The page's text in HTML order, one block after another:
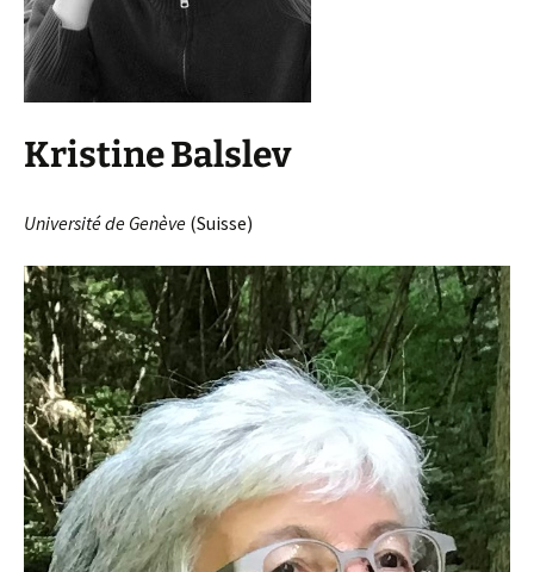
Kristine Balslev
Université de Genève (Suisse)